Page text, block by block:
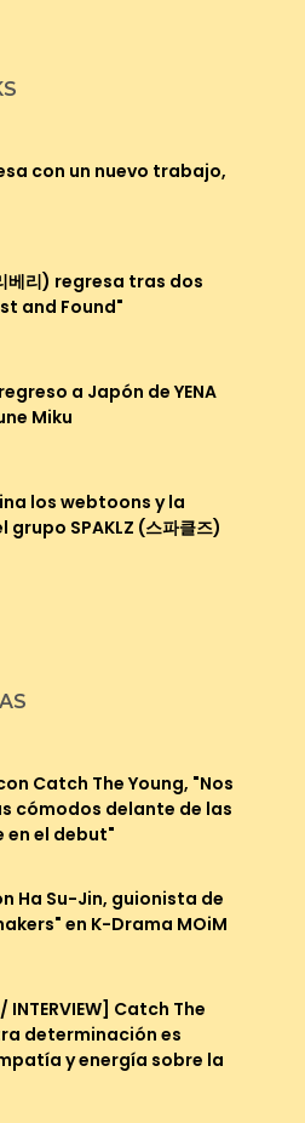
con un nuevo trabajo,
베리) regresa tras dos
and Found"
a Japón de YENA
Miku
los webtoons y la
SPAKLZ (스파클즈)
Catch The Young, "Nos
cómodos delante de las
en el debut"
Ha Su-Jin, guionista de
en K-Drama MOiM
/ INTERVIEW] Catch The
determinación es
y energía sobre la